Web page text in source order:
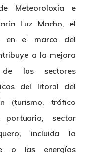
Meteoroloxía e
Luz Macho, el
en el marco del
a la mejora
los sectores
del litoral del
(turismo, tráfico
sector
incluida la
o las energías